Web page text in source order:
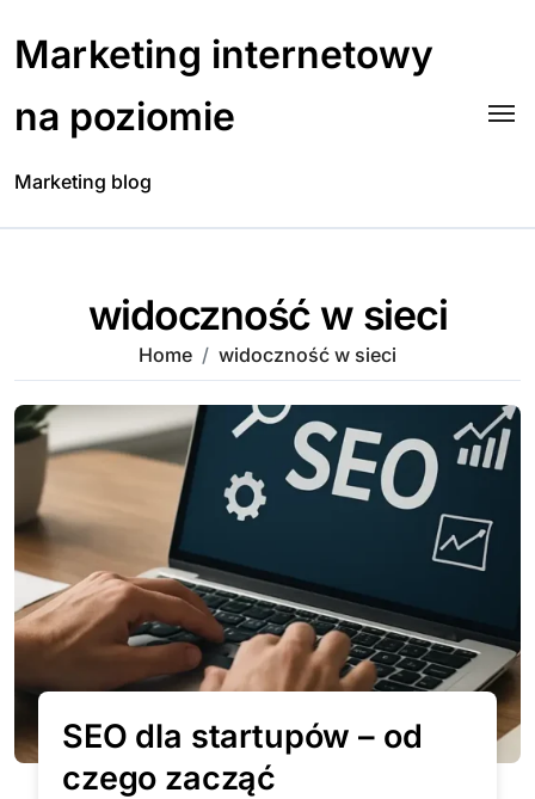
content
Marketing internetowy
na poziomie
Marketing blog
widoczność w sieci
Home widoczność w sieci
SEO dla startupów – od
czego zacząć